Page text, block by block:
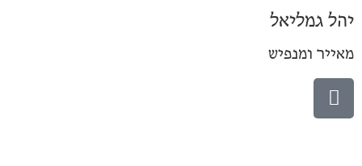
יהל גמליאל
מאייר ומנפיש